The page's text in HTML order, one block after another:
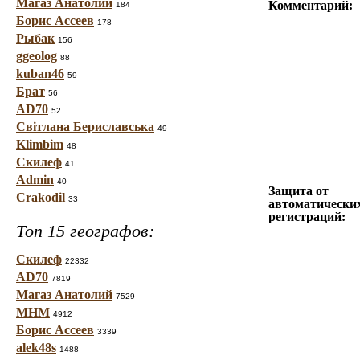
Магаз Анатолий 184
Борис Ассеев 178
Рыбак 156
ggeolog 88
kuban46 59
Брат 56
AD70 52
Світлана Бериславська 49
Klimbim 48
Скилеф 41
Admin 40
Crakodil 33
Топ 15 географов:
Скилеф 22332
AD70 7819
Магаз Анатолий 7529
МНМ 4912
Борис Ассеев 3339
alek48s 1488
Комментарий:
Защита от
регистраций: